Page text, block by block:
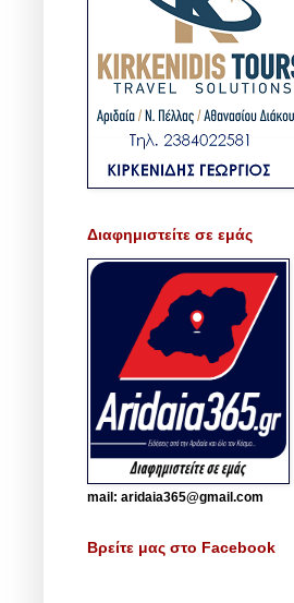
Διαφημιστείτε σε εμάς
mail: aridaia365@gmail.com
Βρείτε μας στο Facebook